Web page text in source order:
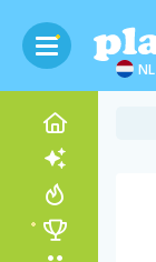
NL